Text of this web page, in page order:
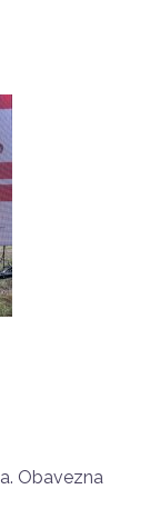
Obavezna